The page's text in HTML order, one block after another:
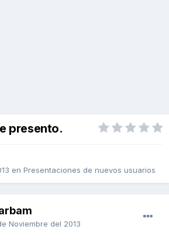
presento.
en Presentaciones de nuevos usuarios
Noviembre del 2013